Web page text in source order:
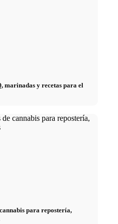
marinadas y recetas para el
para repostería,